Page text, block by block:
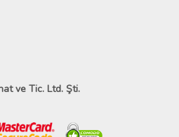
ve Tic. Ltd. Şti.